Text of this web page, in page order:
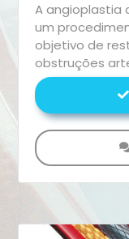
A angioplastia
um
objetivo de
obstruções